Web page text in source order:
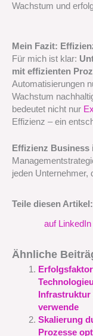
Wachstum und
Mein Fazit:
Für mich ist klar:
mit effizienten
Automatisierungen
Wachstum
bedeutet nicht nur
Effizienz – ein
Effizienz Business
jeden Unternehmer,
Teile diesen Artikel:
auf LinkedIn
Ähnliche
verwende
Skalierung
Prozesse